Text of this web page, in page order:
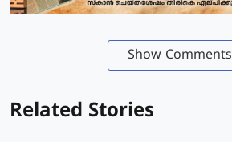
Show Comments
Related Stories